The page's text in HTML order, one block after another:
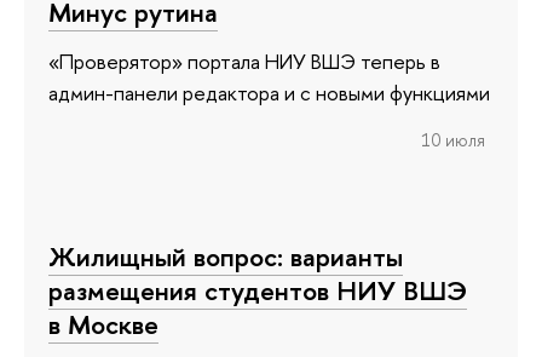
Минус рутина
«Проверятор» портала НИУ ВШЭ теперь в
админ-панели редактора и с новыми функциями
10 июля
Жилищный вопрос: варианты
размещения студентов НИУ ВШЭ
в Москве